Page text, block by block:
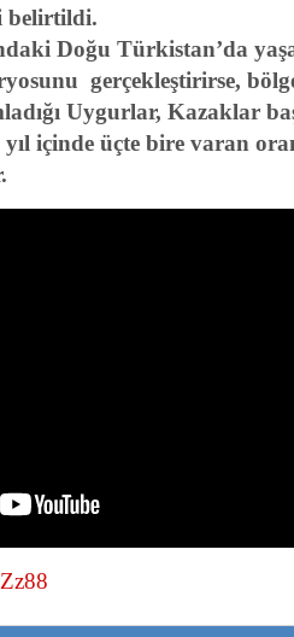
belirtildi.
Doğu Türkistan’da
gerçekleştirirse,
Uygurlar, Kazaklar
içinde üçte bire varan